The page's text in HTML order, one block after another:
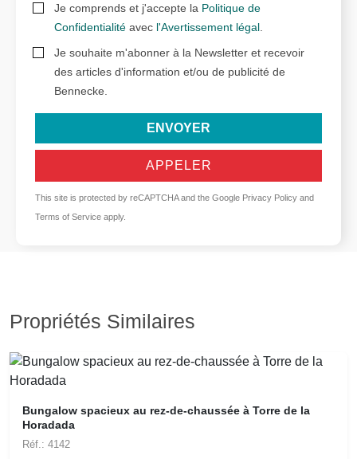
Je comprends et j'accepte la Politique de
Confidentialité avec l'Avertissement légal
Je souhaite m'abonner à la Newsletter et recevoir
des articles d'information et/ou de publicité de
Bennecke.
ENVOYER
APPELER
This site is protected by reCAPTCHA and the Google Privacy Policy and
Terms of Service apply.
Propriétés Similaires
Bungalow spacieux au rez-de-chaussée à Torre de la
Horadada
Réf.: 4142